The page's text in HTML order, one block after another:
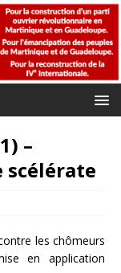
–
scélérate
les chômeurs
en application